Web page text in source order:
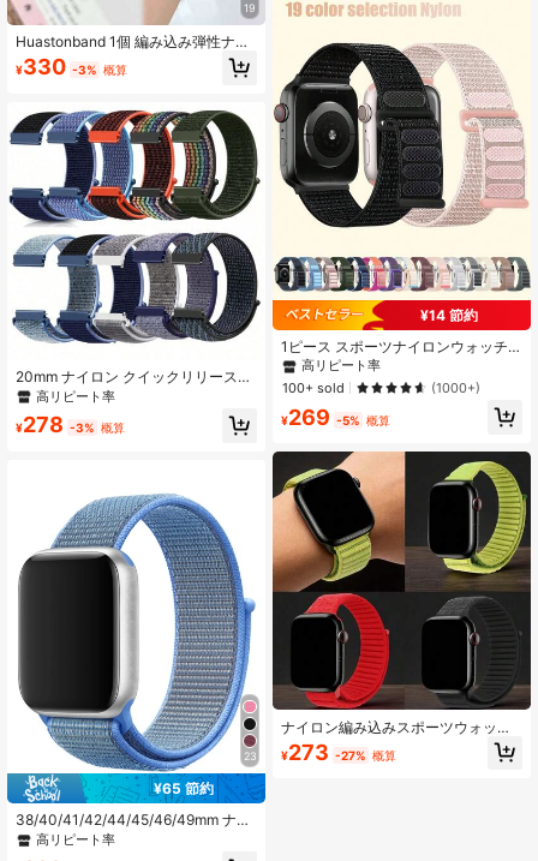
19
Huastonband 1個 編み込み弾性ナイ
ロン通気性快適スポーツウォッチバ
ンド 女性用 38/40/41mm、42/44/4
1/S10/S9/S8/S7/S6/S5/S4/S3/S2/S
1に適し、アウトドアスポーツフィッ
トネス若者ファッション男女夏ビー
チアクセサリーホリデーギフトに最
¥330 -3% 概算
20mm ナイロン クイックリリースバ
ンド HUAWEI対応 Samsung Galaxy
4 Classic 43mm 47mm 42mm 46m
高リピート率
¥278 -3% 概算
23
¥65 節約
38/40/41/42/44/45/46/49mm ナイ
ロンスポーツウォッチバンド、調整
高リピート率
¥14 節約
1ピース スポーツナイロンウォッチ
バンド Apple Watch 38/40/41/42/4
4/45/46/49 mm対応 ソフト、通気
性、調節可能な粘着ストラップ Appl
e Watch Series Ultra/11/10/9/8/7/6
Se/5/4/3対応 男女兼用 着用しやすい
高リピート率
100+ sold
(1000+)
¥269 -5% 概算
ナイロン編み込みスポーツウォッチ
バンド、10、42、46mm対応、9、
8、7、6、5、4 SE、Ultra 2対応、サ
¥273 -27% 概算